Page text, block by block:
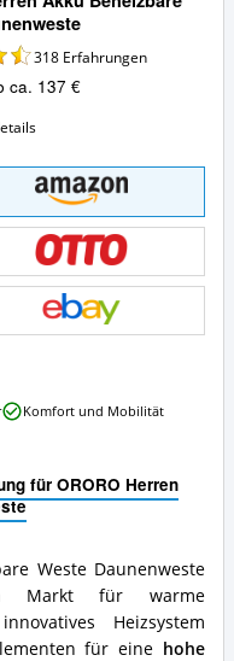
318 Erfahrungen
ca. 137 €
für ORORO Herren
Weste Daunenweste
Markt für warme
Heizsystem
für eine hohe
Komfort und Mobilität